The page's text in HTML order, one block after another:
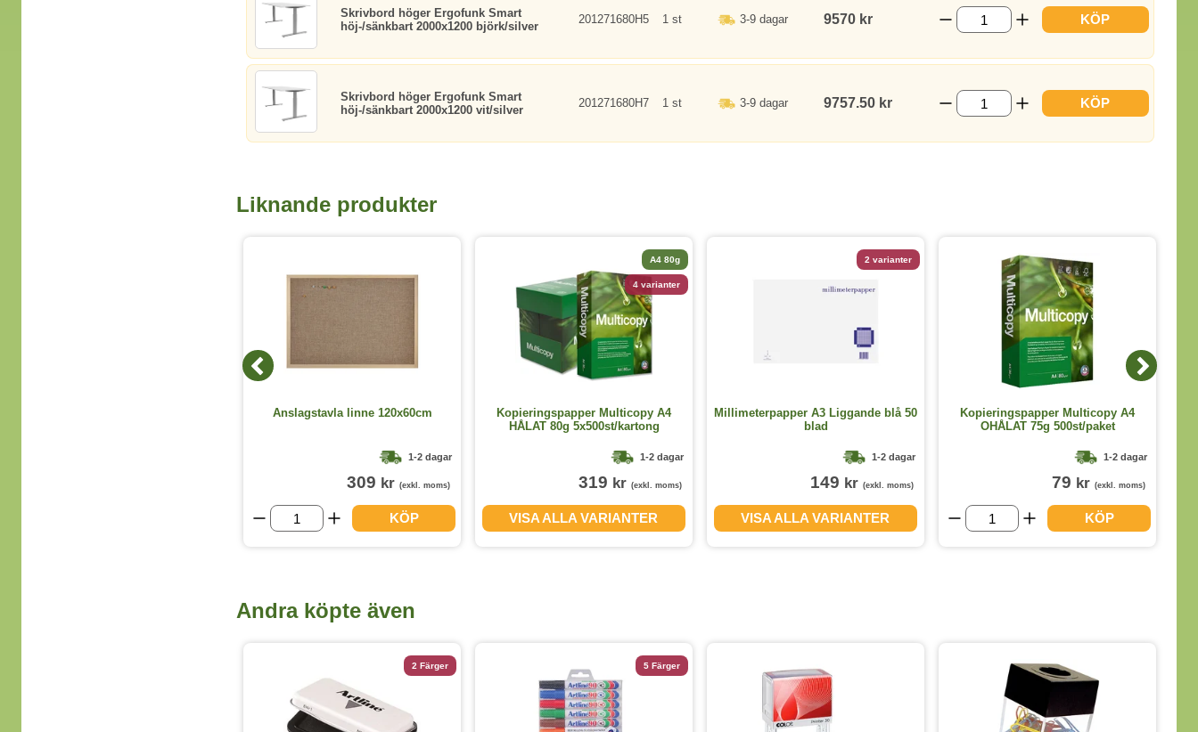
Skrivbord höger Ergofunk Smart
höj-/sänkbart 2000x1200 björk/silver
201271680H5 1 st 3-9 dagar 9570 kr KÖP
Skrivbord höger Ergofunk Smart
höj-/sänkbart 2000x1200 vit/silver
201271680H7 1 st 3-9 dagar 9757.50 kr KÖP
Liknande produkter
Anslagstavla linne 120x60cm
1-2 dagar
309 kr (exkl. moms)
KÖP
A4 80g
4 varianter
Kopieringspapper Multicopy A4
HÅLAT 80g 5x500st/kartong
1-2 dagar
319 kr (exkl. moms)
VISA ALLA VARIANTER
2 varianter
Millimeterpapper A3 Liggande blå 50
blad
1-2 dagar
149 kr (exkl. moms)
VISA ALLA VARIANTER
Kopieringspapper Multicopy A4
OHÅLAT 75g 500st/paket
1-2 dagar
79 kr (exkl. moms)
KÖP
Andra köpte även
2 Färger 5 Färger